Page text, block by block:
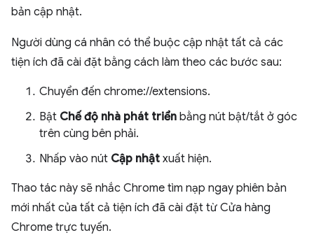
bản cập nhật.
Người dùng cá nhân có thể buộc cập nhật tất cả các
tiện ích đã cài đặt bằng cách làm theo các bước sau:
Chuyển đến chrome://extensions.
Bật Chế độ nhà phát triển bằng nút bật/tắt ở góc
trên cùng bên phải.
Nhấp vào nút Cập nhật xuất hiện.
Thao tác này sẽ nhắc Chrome tìm nạp ngay phiên bản
mới nhất của tất cả tiện ích đã cài đặt từ Cửa hàng
Chrome trực tuyến.